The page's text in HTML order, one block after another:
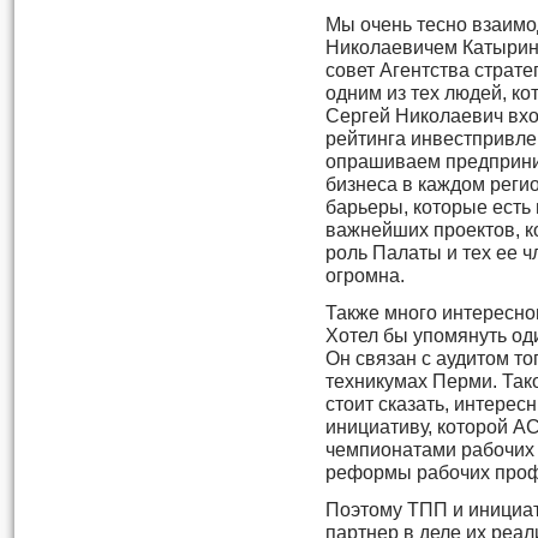
Мы очень тесно
Николаевичем
совет Агентства
одним из тех людей,
Сергей Николаевич
рейтинга
опрашиваем
бизнеса в каждом
барьеры, которые
важнейших проектов,
роль Палаты и тех ее
огромна.
Также много
Хотел бы упомянуть
Он связан с аудитом
техникумах Перми.
стоит сказать,
инициативу, которой
чемпионатами
реформы рабочих
Поэтому ТПП и
партнер в деле их